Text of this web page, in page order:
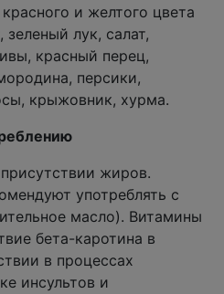
и желтого цвета
лук, салат,
красный перец,
персики,
крыжовник, хурма.
жиров.
употреблять с
масло). Витамины
бета-каротина в
в процессах
инсультов и